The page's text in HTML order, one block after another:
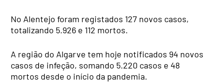
No Alentejo foram registados 127 novos casos,
totalizando 5.926 e 112 mortos.
A região do Algarve tem hoje notificados 94 novos
casos de infeção, somando 5.220 casos e 48
mortos desde o início da pandemia.